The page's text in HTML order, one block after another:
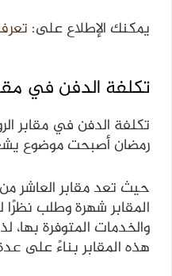
يمكنك الإطلاع على:
تكلفة الدفن في
تكلفة الدفن في مقابر
رمضان أصبحت موضوع
حيث تعد مقابر العاشر
المقابر شهرة وطلب
والخدمات المتوفرة
هذه المقابر بناءً على